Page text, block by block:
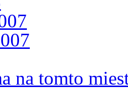
na tomto